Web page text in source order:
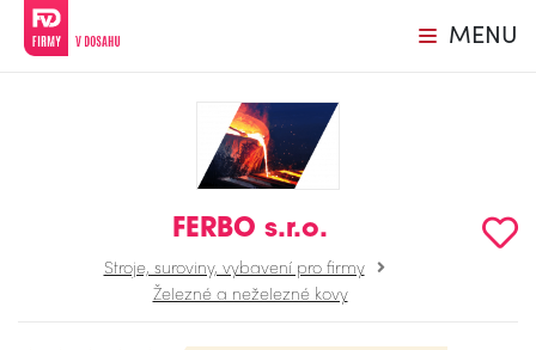
MENU
FERBO s.r.o.
Stroje, suroviny, vybavení pro firmy
Železné a neželezné kovy